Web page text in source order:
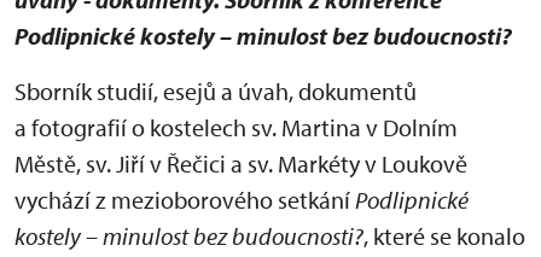
Podlipnické kostely – minulost bez budoucnosti?
Sborník studií, esejů a úvah, dokumentů
a fotografií o kostelech sv. Martina v Dolním
Městě, sv. Jiří v Řečici a sv. Markéty v Loukově
vychází z mezioborového setkáníPodlipnické
kostely – minulost bez budoucnosti?, které se konalo